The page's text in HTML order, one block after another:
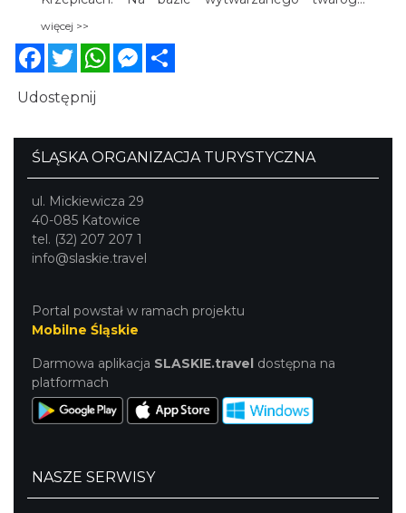
suszony w kształcie klinek, który nosił nazwę „serek
krzepicki”.
więcej >>
FacebookTwitterWhatsAppMessenger
Udostępnij
ŚLĄSKA ORGANIZACJA TURYSTYCZNA
ul. Mickiewicza 29
40-085 Katowice
tel. (32) 207 207 1
info@slaskie.travel
Portal powstał w ramach projektu
Mobilne Śląskie
Darmowa aplikacja SLASKIE.travel dostępna na
platformach
NASZE SERWISY